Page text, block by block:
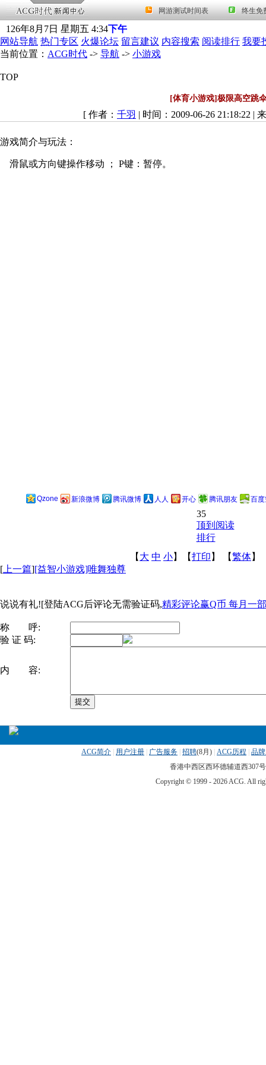
126年8月 7日 星期五 4:34下午
网站导航 热门专区 火爆论坛 留言建议 内容搜索 阅读排行 我要
当前位置： ACG时代 -> 导航 -> 小游戏
TOP
[体育小游戏]极限高空跳
[ 作者： 千羽 | 时间：2009-06-26 21:18:22 |
游戏简介与玩法：
滑鼠或方向键操作移动 ； P键：暂停。
Qzone 新浪微博 腾讯微博 人人 开心 腾讯朋友 百
35
顶到阅读
排行
【 大 中 小】【打印 】 【繁体】
[ 上一篇][益智小游戏]唯舞独尊
说说有礼![登陆ACG后评论无需验证码,精彩评论赢Q币 每月一
称 呼:
验 证 码:
内 容:
ACG简介 用户注册 广告服务 招聘(8月) ACG历程
品
香港中西区西环德辅道西307
Copyright © 1999 - 2026 ACG. All